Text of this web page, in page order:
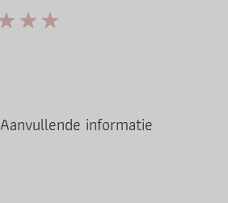
Aanvullende informatie